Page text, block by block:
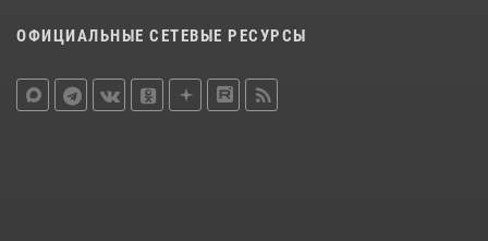
ОФИЦИАЛЬНЫЕ СЕТЕВЫЕ РЕСУРСЫ